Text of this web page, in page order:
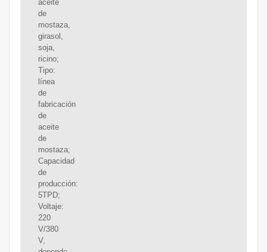
aceite
de
mostaza,
girasol,
soja,
ricino;
Tipo:
línea
de
fabricación
de
aceite
de
mostaza;
Capacidad
de
producción:
5TPD;
Voltaje:
220
V/380
V,